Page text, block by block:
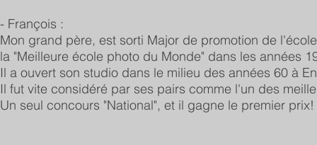
- François :
Mon grand père, est sorti Major de promotion de
la "Meilleure école photo du Monde" dans les années
Il a ouvert son studio dans le milieu des années 60 à
Il fut vite considéré par ses pairs comme l'un des
Un seul concours "National", et il gagne le premier prix!